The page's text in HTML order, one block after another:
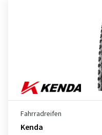
Fahrradreifen
Kenda